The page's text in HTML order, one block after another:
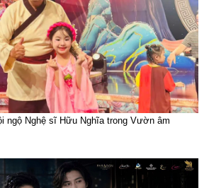
ngộ Nghệ sĩ Hữu Nghĩa trong Vườn âm